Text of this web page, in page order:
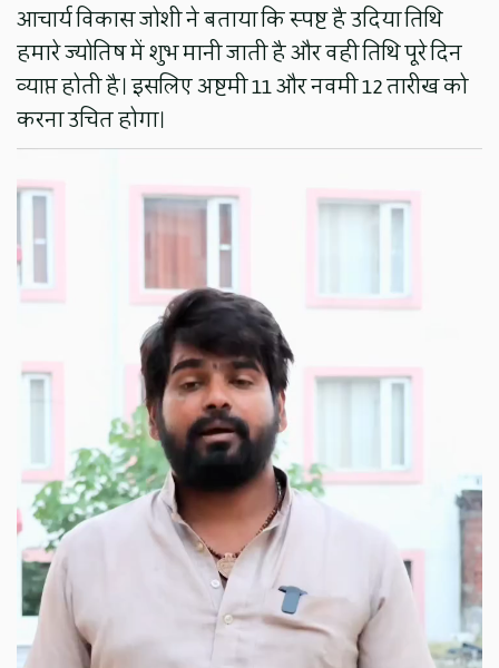
आचार्य विकास जोशी ने बताया कि स्पष्ट है उदिया तिथि
हमारे ज्योतिष में शुभ मानी जाती है और वही तिथि पूरे दिन
व्याप्त होती है। इसलिए अष्टमी 11 और नवमी 12 तारीख को
करना उचित होगा।